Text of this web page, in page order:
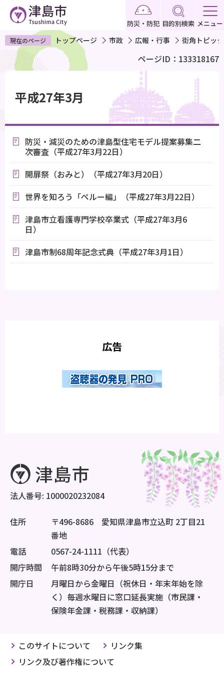
ペ
ー
ジ
の
で
す
防災・防犯 目的別検索 メニュー
現在のページ トップページ 市政 広報・行事 街角トピッ
ページID：133318167
平成27年3月
防災・減災のための津島型住宅モデル提案募集二
次審査（平成27年3月22日）
開扉祭（おみと）（平成27年3月20日）
世界を知ろう「ペルー編」（平成27年3月22日）
津島市立看護専門学校卒業式（平成27年3月6
日）
津島市制68周年記念式典（平成27年3月1日）
広告
法人番号: 1000020232084
住所
〒496-8686 愛知県津島市立込町 2丁目21
番地
電話
0567-24-1111（代表）
開庁時間
午前8時30分から午後5時15分まで
開庁日
月曜日から金曜日（祝休日・年末年始を除
く）毎週水曜日に窓口延長実施（市民課・
保険年金課・税務課・収納課）
このサイトについて
リンク集
リンク及び著作権について